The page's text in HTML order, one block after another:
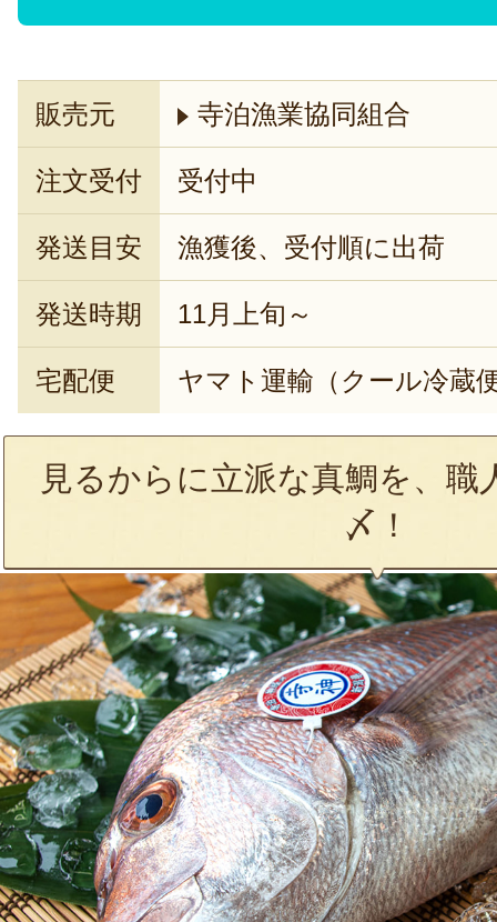
販売元 寺泊漁業協同組合
注文受付 受付中
発送目安 漁獲後、受付順に出荷
発送時期 11月上旬～
宅配便 ヤマト運輸（クール冷蔵
見るからに立派な真鯛を、職
〆！